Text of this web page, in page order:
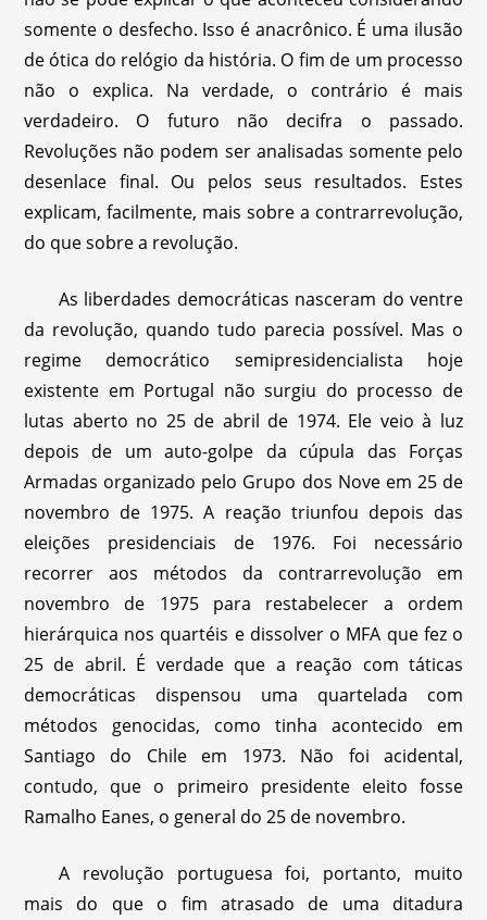
somente o desfecho. Isso é anacrônico. É uma ilusão
de ótica do relógio da história. O fim de um processo
não o explica. Na verdade, o contrário é mais
verdadeiro. O futuro não decifra o passado.
Revoluções não podem ser analisadas somente pelo
desenlace final. Ou pelos seus resultados. Estes
explicam, facilmente, mais sobre a contrarrevolução,
do que sobre a revolução.
As liberdades democráticas nasceram do ventre
da revolução, quando tudo parecia possível. Mas o
regime democrático semipresidencialista hoje
existente em Portugal não surgiu do processo de
lutas aberto no 25 de abril de 1974. Ele veio à luz
depois de um auto-golpe da cúpula das Forças
Armadas organizado pelo Grupo dos Nove em 25 de
novembro de 1975. A reação triunfou depois das
eleições presidenciais de 1976. Foi necessário
recorrer aos métodos da contrarrevolução em
novembro de 1975 para restabelecer a ordem
hierárquica nos quartéis e dissolver o MFA que fez o
25 de abril. É verdade que a reação com táticas
democráticas dispensou uma quartelada com
métodos genocidas, como tinha acontecido em
Santiago do Chile em 1973. Não foi acidental,
contudo, que o primeiro presidente eleito fosse
Ramalho Eanes, o general do 25 de novembro.
A revolução portuguesa foi, portanto, muito
mais do que o fim atrasado de uma ditadura